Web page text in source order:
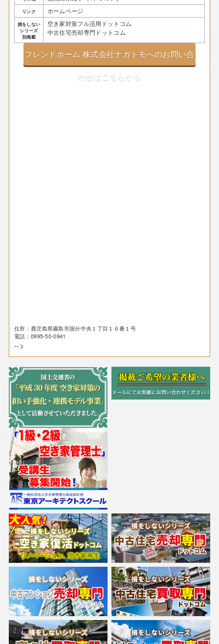
リンク ホームページ
損をしない
シリーズ
別掲載
空き家対策フル活用ドットコム
中古住宅売却専門ドットコム
フレンドホーム 株式会社ナガトモへのお問い合
わせはこちらから
住所：鹿児島県霧島市国分中央１丁目１６番１号
電話：0995-50-0941
-->